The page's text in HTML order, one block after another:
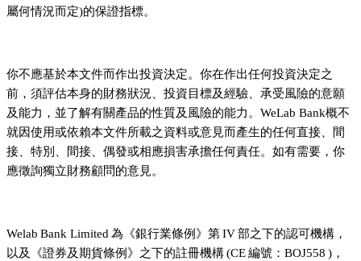
屬何情況而定)的保證指標。
你不應基於本文件而作出投資決定。你在作出任何投資決定之
前，須評估本身的財務狀況、投資目標及經驗、承受風險的意願
及能力，並了解有關產品的性質及風險的能力。WeLab Bank概不
就因使用或依賴本文件所載之資料或意見而產生的任何直接、間
接、特別、間接、偶發或相應損害承擔任何責任。如有需要，你
應徵詢獨立財務顧問的意見。
Welab Bank Limited 為《銀行業條例》第 IV 部之下的認可機構，
以及《證券及期貨條例》之下的註冊機構 (CE 編號：BOJ558 )，